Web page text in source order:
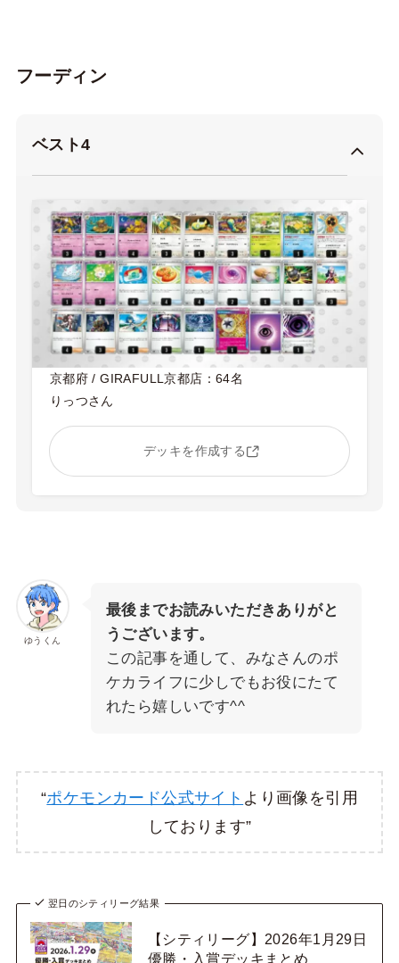
フーディン
ベスト4
京都府 / GIRAFULL京都店：64名
りっつさん
デッキを作成する
ゆうくん
最後までお読みいただきありがと
うございます。
この記事を通して、みなさんのポ
ケカライフに少しでもお役にたて
れたら嬉しいです^^
“ポケモンカード公式サイト より画像を引用
しております”
翌日のシティリーグ結果
【シティリーグ】2026年1月29日
優勝・入賞デッキまとめ